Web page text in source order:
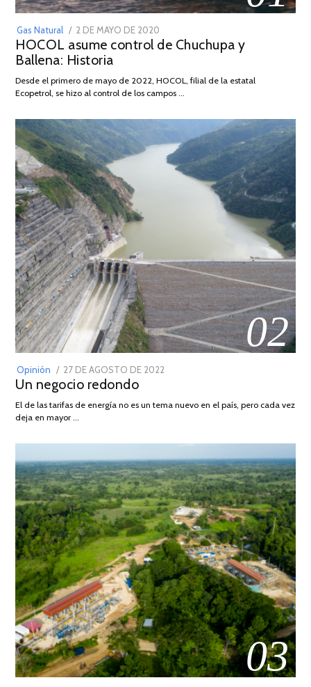
Gas Natural
POSTED
ON
2 DE MAYO DE 2020
DE
2026
HOCOL asume control de Chuchupa y
Ballena: Historia
Desde el primero de mayo de 2022, HOCOL, filial de la estatal
Ecopetrol, se hizo al control de los campos …
02
Opinión
POSTED
ON
27 DE AGOSTO DE 2022
DE
Un negocio redondo
El de las tarifas de energía no es un tema nuevo en el país, pero cada vez
deja en mayor …
03